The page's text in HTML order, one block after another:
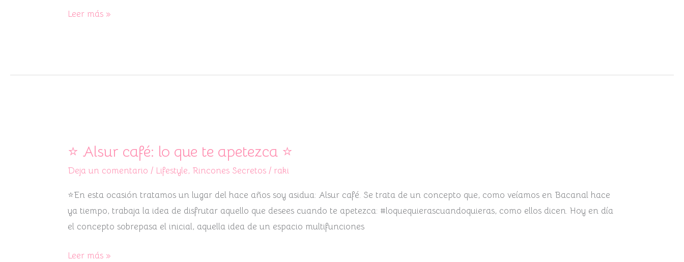
Leer más »
⭐ Alsur café: lo que te apetezca ⭐
Deja un comentario / Lifestyle, Rincones Secretos / raki
⭐En esta ocasión tratamos un lugar del hace años soy asidua: Alsur café. Se trata de un concepto que, como veíamos en Bacanal hace
ya tiempo, trabaja la idea de disfrutar aquello que desees cuando te apetezca: #loquequierascuandoquieras, como ellos dicen. Hoy en día
el concepto sobrepasa el inicial, aquella idea de un espacio multifunciones
Alsur
café:
lo
que
te
apetezca
Leer más »